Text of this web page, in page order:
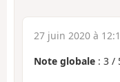
27 juin 2020 à
Note globale : 3 /